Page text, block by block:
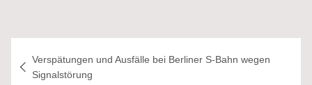
Verspätungen und Ausfälle bei Berliner S-Bahn wegen
Signalstörung